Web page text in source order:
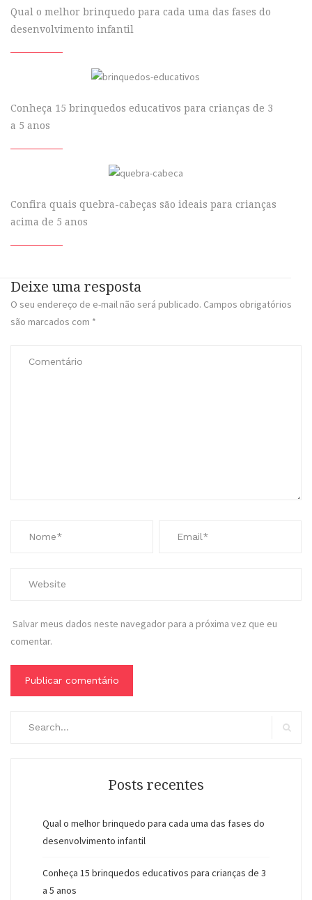
Qual o melhor brinquedo para cada uma das fases do
desenvolvimento infantil
Conheça 15 brinquedos educativos para crianças de 3
a 5 anos
Confira quais quebra-cabeças são ideais para crianças
acima de 5 anos
Deixe uma resposta
O seu endereço de e-mail não será publicado. Campos obrigatórios
são marcados com *
Salvar meus dados neste navegador para a próxima vez que eu
comentar.
Posts recentes
Qual o melhor brinquedo para cada uma das fases do
desenvolvimento infantil
Conheça 15 brinquedos educativos para crianças de 3
a 5 anos